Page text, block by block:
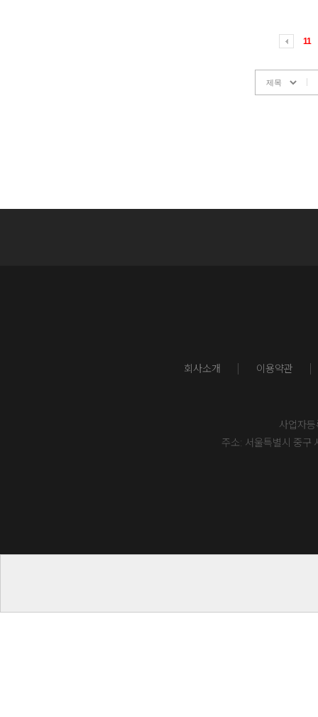
11
회사소개 이용약관
사업자
주소: 서울특별시 중구